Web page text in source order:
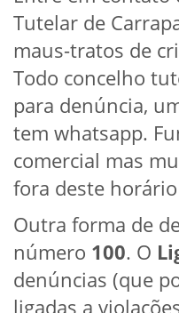
Tutelar de
maus-tratos de
Todo concelho
para denúncia,
tem whatsapp.
comercial mas
fora deste horário
Outra forma de
número 100. O
denúncias (que
ligadas a